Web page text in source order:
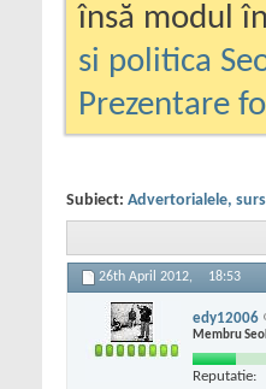
însă modul
si politica
Prezentare
Subiect: Advertorialele,
26th April 2012, 18:53
edy12006
Membru
Reputatie: